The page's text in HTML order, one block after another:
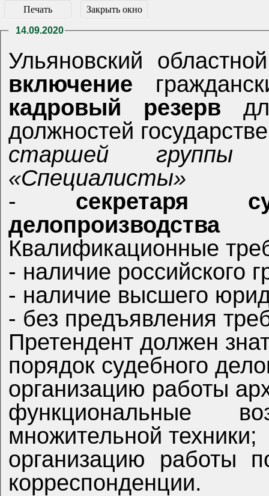
Печать Закрыть окно
14.09.2020
включение
кадровый резерв
должностей
старшей группы должностей категории
«Специалисты»
-
делопроизводства
- наличие российского
- наличие высшего
- без предъявления
Претендент должен
порядок судебного
организацию
функциональные возможности копировально-
множительной техники;
организацию работы по приему, учету и отправке
корреспонденции.